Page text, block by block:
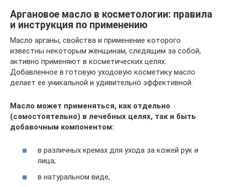
Аргановое масло в косметологии: правила
и инструкция по применению
Масло арганы, свойства и применение которого
известны некоторым женщинам, следящим за собой,
активно применяют в косметических целях.
Добавленное в готовую уходовую косметику масло
делает ее уникальной и удивительно эффективной.
Масло может применяться, как отдельно
(самостоятельно) в лечебных целях, так и быть
добавочным компонентом:
в различных кремах для ухода за кожей рук и
лица;
в натуральном виде;